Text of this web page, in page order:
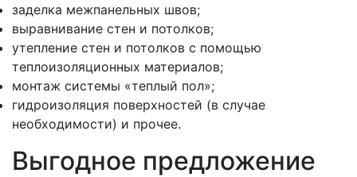
заделка межпанельных швов;
выравнивание стен и потолков;
утепление стен и потолков с помощью
теплоизоляционных материалов;
монтаж системы «теплый пол»;
гидроизоляция поверхностей (в случае
необходимости) и прочее.
Выгодное предложение